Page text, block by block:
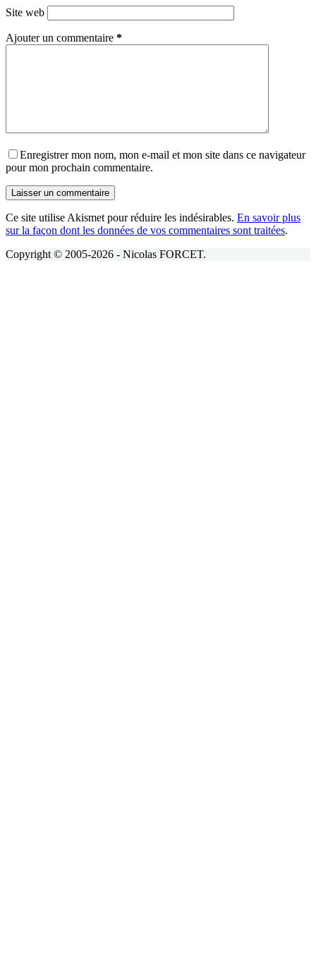
Site web
Ajouter un commentaire *
Enregistrer mon nom, mon e-mail et mon site dans ce navigateur
pour mon prochain commentaire.
Laisser un commentaire
Ce site utilise Akismet pour réduire les indésirables. En savoir plus
sur la façon dont les données de vos commentaires sont traitées.
Copyright © 2005-2026 - Nicolas FORCET.